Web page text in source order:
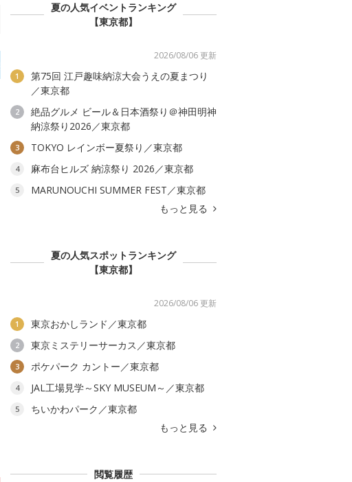
夏の人気イベントランキング
【東京都】
2026/08/06 更新
1
第75回 江戸趣味納涼大会うえの夏まつり
／東京都
2
絶品グルメ ビール＆日本酒祭り＠神田明神
納涼祭り2026／東京都
3 TOKYO レインボー夏祭り／東京都
4 麻布台ヒルズ 納涼祭り 2026／東京都
5
MARUNOUCHI SUMMER FEST／東京都
もっと見る
夏の人気スポットランキング
【東京都】
2026/08/06 更新
1 東京おかしランド／東京都
2 東京ミステリーサーカス／東京都
3 ポケパーク カントー／東京都
4 JAL工場見学～SKY MUSEUM～／東京都
5
ちいかわパーク／東京都
もっと見る
閲覧履歴